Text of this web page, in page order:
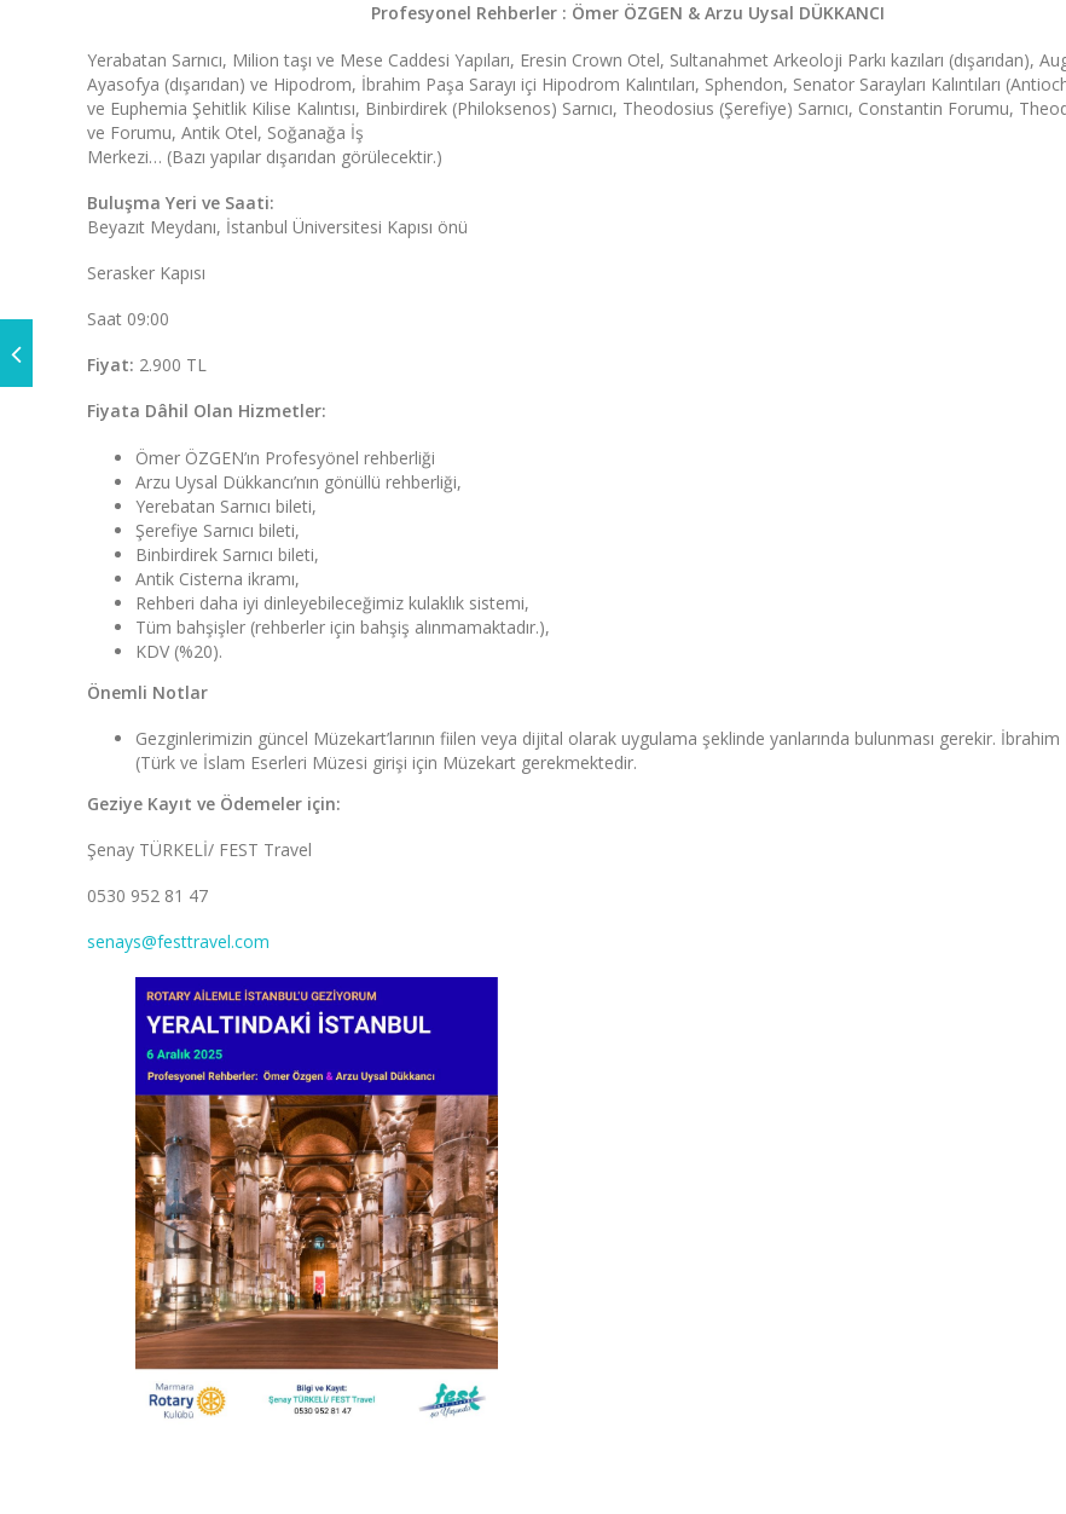
Profesyonel Rehberler : Ömer ÖZGEN & Arzu Uysal DÜKKANCI
Yerabatan Sarnıcı, Milion taşı ve Mese Caddesi Yapıları, Eresin Crown Otel, Sultanahmet Arkeoloji Parkı kazıları (dışarıdan),
Ayasofya (dışarıdan) ve Hipodrom, İbrahim Paşa Sarayı içi Hipodrom Kalıntıları, Sphendon, Senator Sarayları Kalıntıları
ve Euphemia Şehitlik Kilise Kalıntısı, Binbirdirek (Philoksenos) Sarnıcı, Theodosius (Şerefiye) Sarnıcı, Constantin Forumu,
ve Forumu, Antik Otel, Soğanağa İş
Merkezi… (Bazı yapılar dışarıdan görülecektir.)
Buluşma Yeri ve Saati:
Beyazıt Meydanı, İstanbul Üniversitesi Kapısı önü
Serasker Kapısı
Saat 09:00
Fiyat: 2.900 TL
Fiyata Dâhil Olan Hizmetler:
Ömer ÖZGEN’ın Profesyönel rehberliği
Arzu Uysal Dükkancı’nın gönüllü rehberliği,
Yerebatan Sarnıcı bileti,
Şerefiye Sarnıcı bileti,
Binbirdirek Sarnıcı bileti,
Antik Cisterna ikramı,
Rehberi daha iyi dinleyebileceğimiz kulaklık sistemi,
Tüm bahşişler (rehberler için bahşiş alınmamaktadır.),
KDV (%20).
Önemli Notlar
Gezginlerimizin güncel Müzekart’larının fiilen veya dijital olarak uygulama şeklinde yanlarında bulunması gerekir. İbrahim
(Türk ve İslam Eserleri Müzesi girişi için Müzekart gerekmektedir.
Geziye Kayıt ve Ödemeler için:
Şenay TÜRKELİ/ FEST Travel
0530 952 81 47
senays@festtravel.com